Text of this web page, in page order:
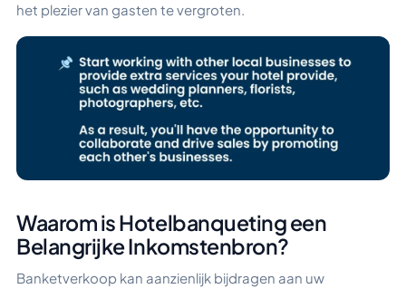
het plezier van gasten te vergroten.
Waarom is Hotelbanqueting een
Belangrijke Inkomstenbron?
Banketverkoop kan aanzienlijk bijdragen aan uw